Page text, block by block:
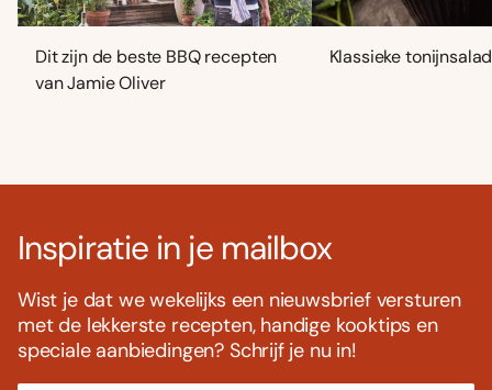
Dit zijn de beste BBQ recepten
van Jamie Oliver
Klassieke
Inspiratie in je mailbox
Wist je dat we wekelijks een nieuwsbrief versturen
met de lekkerste recepten, handige kooktips en
speciale aanbiedingen? Schrijf je nu in!